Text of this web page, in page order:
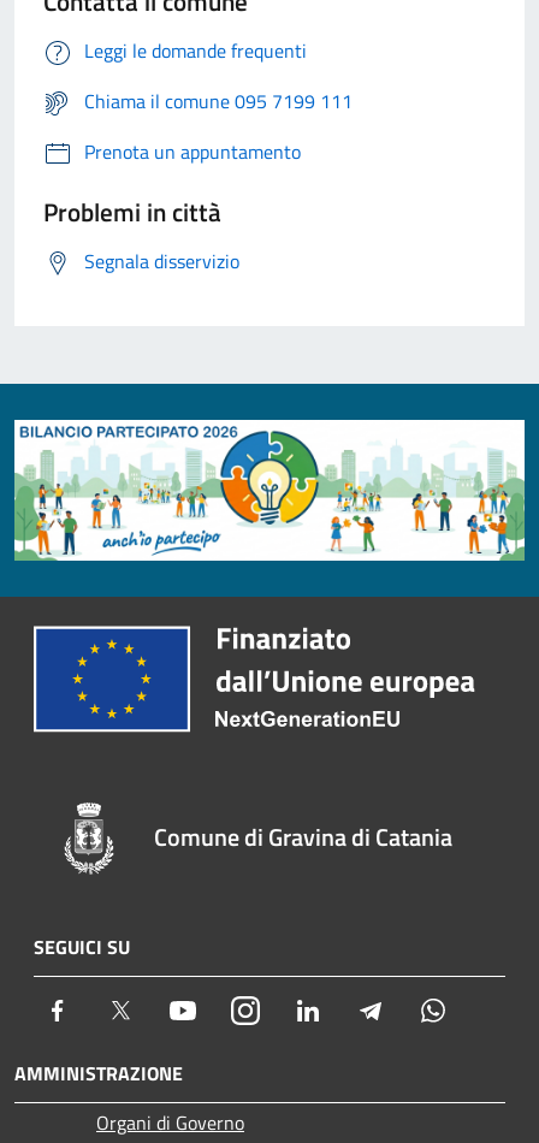
Leggi le domande frequenti
Chiama il comune 095 7199 111
Prenota un appuntamento
Problemi in città
Segnala disservizio
Comune di Gravina di Catania
SEGUICI SU
Facebook Twitter YoutubeInstagram LinkedIn Telegram
AMMINISTRAZIONE
Organi di Governo